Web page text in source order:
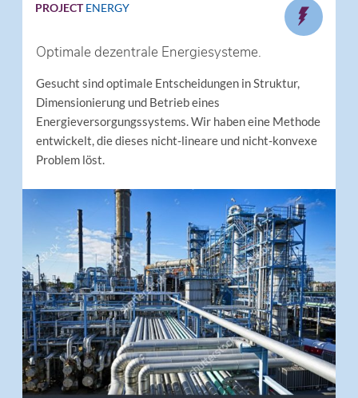
PROJECT ENERGY
Optimale dezentrale Energiesysteme.
Gesucht sind optimale Entscheidungen in Struktur,
Dimensionierung und Betrieb eines
Energieversorgungssystems. Wir haben eine Methode
entwickelt, die dieses nicht-lineare und nicht-konvexe
Problem löst.